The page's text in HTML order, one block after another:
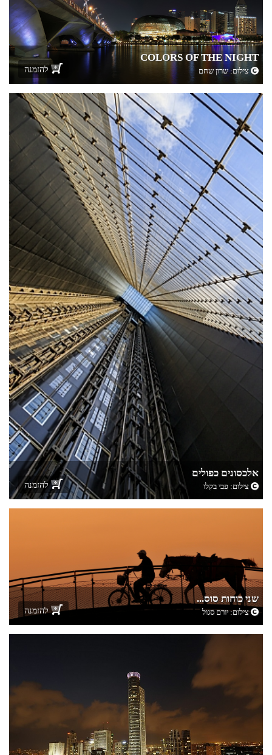
COLORS OF THE NIGHT
צילום:שרון שחם להזמנה
אלכסונים כפולים
צילום: פבי בקלו להזמנה
שני כוחות סוס...
צילום:יורם סגול להזמנה